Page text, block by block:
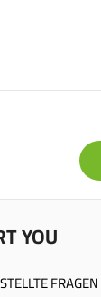
YOU
FRAGEN